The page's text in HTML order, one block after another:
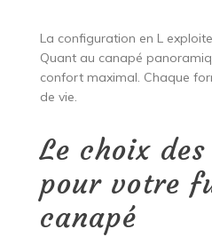
La configuration en L
Quant au canapé
confort maximal. Chaque
de vie.
Le choix
pour votre
canapé